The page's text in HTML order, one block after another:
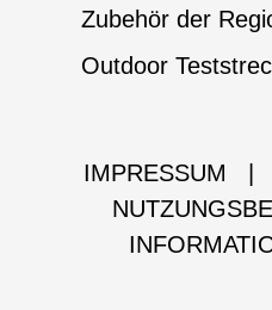
Zubehör der
Outdoor
IMPRESSUM